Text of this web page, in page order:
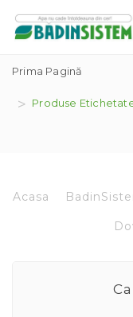
Prima Pagină
Produse
Acasa